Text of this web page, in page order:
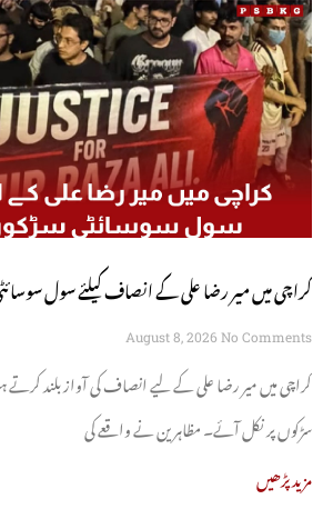
کراچی میں میر رضا علی کے انصاف کیلئے سول
August 8, 2026 No Comments
کراچی میں میر رضا علی کے لیے انصاف کی آواز بلند
سڑکوں پر نکل آئے۔ مظاہرین نے واقعے کی
مزید پڑھیں